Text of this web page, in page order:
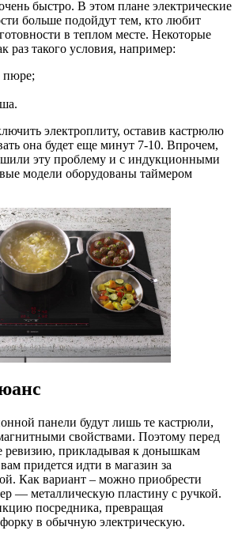
быстро. В этом плане электрические
больше подойдут тем, кто любит
в теплом месте. Некоторые
раз такого условия, например:
пюре;
электроплиту, оставив кастрюлю
она будет еще минут 7-10. Впрочем,
эту проблему и с индукционными
модели оборудованы таймером
панели будут лишь те кастрюли,
свойствами. Поэтому перед
ревизию, прикладывая к донышкам
придется идти в магазин за
Как вариант – можно приобрести
— металлическую пластину с ручкой.
посредника, превращая
в обычную электрическую.